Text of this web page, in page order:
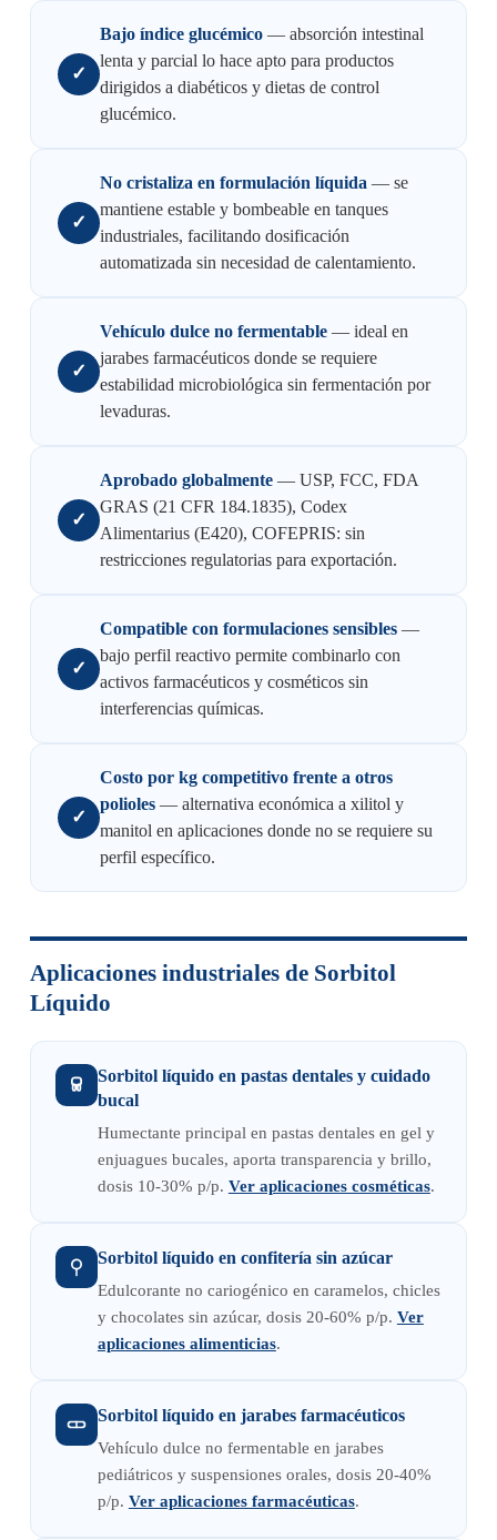
✓
Bajo índice glucémico— absorción intestinal
lenta y parcial lo hace apto para productos
dirigidos a diabéticos y dietas de control
glucémico.
✓
No cristaliza en formulación líquida — se
mantiene estable y bombeable en tanques
industriales, facilitando dosificación
automatizada sin necesidad de calentamiento.
✓
Vehículo dulce no fermentable— ideal en
jarabes farmacéuticos donde se requiere
estabilidad microbiológica sin fermentación por
levaduras.
✓
Aprobado globalmente— USP, FCC, FDA
GRAS (21 CFR 184.1835), Codex
Alimentarius (E420), COFEPRIS: sin
restricciones regulatorias para exportación.
✓
Compatible con formulaciones sensibles—
bajo perfil reactivo permite combinarlo con
activos farmacéuticos y cosméticos sin
interferencias químicas.
✓
Costo por kg competitivo frente a otros
polioles— alternativa económica a xilitol y
manitol en aplicaciones donde no se requiere su
perfil específico.
Aplicaciones industriales de Sorbitol
Líquido
Sorbitol líquido en pastas dentales y cuidado
bucal
Humectante principal en pastas dentales en gel y
enjuagues bucales, aporta transparencia y brillo,
dosis 10-30% p/p. Ver aplicaciones cosméticas.
Sorbitol líquido en confitería sin azúcar
Edulcorante no cariogénico en caramelos, chicles
y chocolates sin azúcar, dosis 20-60% p/p. Ver
aplicaciones alimenticias.
Sorbitol líquido en jarabes farmacéuticos
Vehículo dulce no fermentable en jarabes
pediátricos y suspensiones orales, dosis 20-40%
p/p. Ver aplicaciones farmacéuticas.